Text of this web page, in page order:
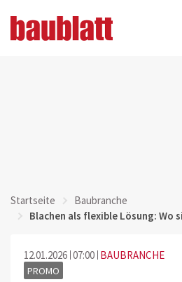
Startseite
Baubranche
Blachen als flexible Lösung: Wo
12.01.2026 07:00 BAUBRANCHE
PROMO